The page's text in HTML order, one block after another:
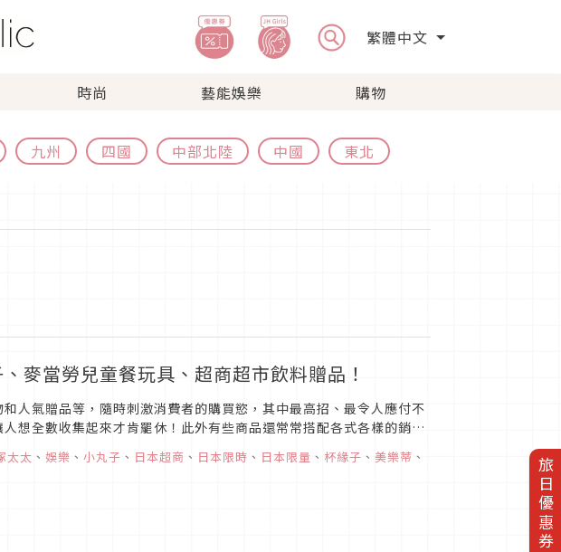
繁體中文
時尚 藝能娛樂 購物
九州 四國 中部北陸 中國 東北
旅日優惠券
麥當勞兒童餐玩具、超商超市飲料贈品！
人氣贈品等，隨時刺激消費者的購買慾，其中最高招、最令人應付不
想全數收集起來才肯罷休！此外有些商品還常常搭配各式各樣的銷售
品點數兌換贈品、超商超市飲料的贈品活動等等。每次...
太太 、 娛樂 、 小丸子 、 日本超商 、 日本限時 、 日本限量 、 杯緣子 、 美樂蒂 、